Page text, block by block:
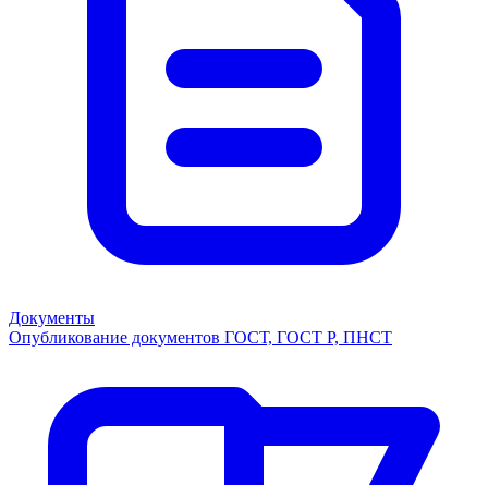
Документы
Опубликование документов ГОСТ, ГОСТ Р, ПНСТ